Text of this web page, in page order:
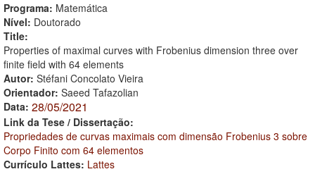
Programa: Matemática
Nível: Doutorado
Title:
Properties of maximal curves with Frobenius dimension three over
finite field with 64 elements
Autor: Stéfani Concolato Vieira
Orientador: Saeed Tafazolian
Data: 28/05/2021
Link da Tese / Dissertação:
Propriedades de curvas maximais com dimensão Frobenius 3 sobre
Corpo Finito com 64 elementos
Currículo Lattes: Lattes